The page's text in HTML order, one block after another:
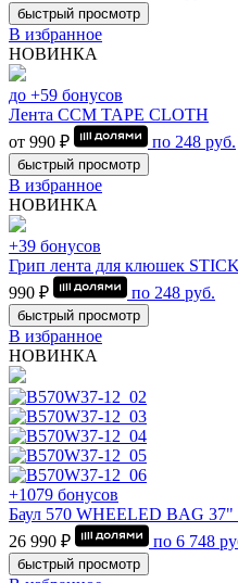
быстрый просмотр
В избранное
НОВИНКА
до +59 бонусов
Лента CCM TAPE CLOTH
от 990 ₽
по 248 руб.
быстрый просмотр
В избранное
НОВИНКА
+39 бонусов
Грип лента для клюшек
990 ₽
по 248 руб.
быстрый просмотр
В избранное
НОВИНКА
+1079 бонусов
Баул 570 WHEELED BAG
26 990 ₽
по 6 748
быстрый просмотр